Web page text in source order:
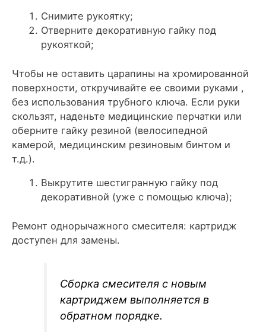
Снимите рукоятку;
Отверните декоративную гайку под
рукояткой;
Чтобы не оставить царапины на хромированной
поверхности, откручивайте ее своими руками ,
без использования трубного ключа. Если руки
скользят, наденьте медицинские перчатки или
оберните гайку резиной (велосипедной
камерой, медицинским резиновым бинтом и
т.д.).
Выкрутите шестигранную гайку под
декоративной (уже с помощью ключа);
Ремонт однорычажного смесителя: картридж
доступен для замены.
Сборка смесителя с новым
картриджем выполняется в
обратном порядке.